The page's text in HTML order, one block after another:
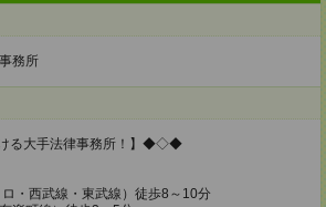
務所
る大手法律事務所！】◆◇◆
ロ・西武線・東武線）徒歩8～10分